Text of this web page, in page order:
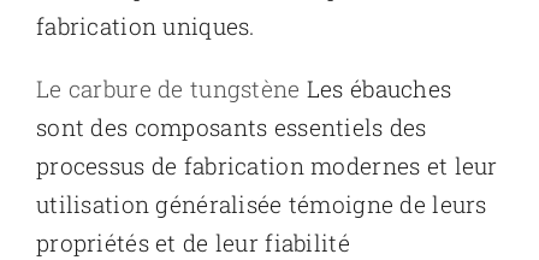
fabrication uniques.
Le carbure de tungstène Les ébauches
sont des composants essentiels des
processus de fabrication modernes et leur
utilisation généralisée témoigne de leurs
propriétés et de leur fiabilité